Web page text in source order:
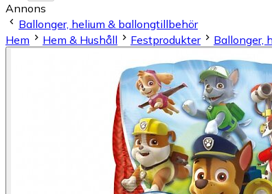
Annons
Ballonger, helium & ballongtillbehör
Hem
Hem & Hushåll Festprodukter Ballonger,